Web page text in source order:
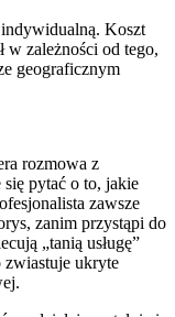
Koszt
w zależności od tego,
geograficznym
rozmowa z
pytać o to, jakie
zawsze
zanim przystąpi do
„tanią usługę”
zwiastuje ukryte